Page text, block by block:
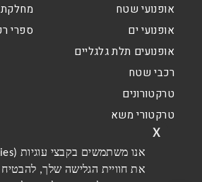
את חוויית הגלישה שלך,
x
אופנועי שטח
אופנועי ים
אופנועים תלת גלגליים
רכבי שטח
טרקטורונים
טרקטורי משא
ספרי